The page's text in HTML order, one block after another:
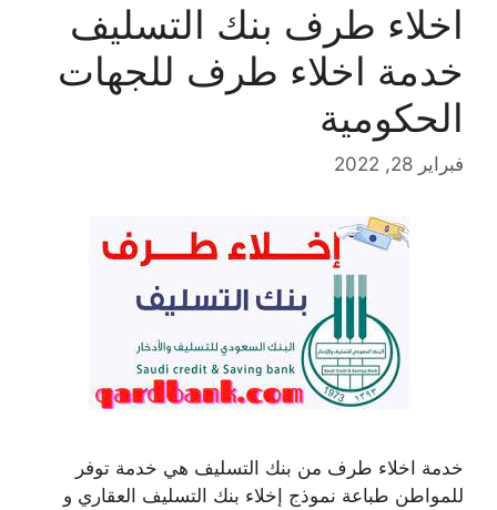
اخلاء طرف بنك التسليف
خدمة اخلاء طرف للجهات
الحكومية
فبراير 28, 2022
خدمة اخلاء طرف من بنك التسليف هي خدمة توفر
للمواطن طباعة نموذج إخلاء بنك التسليف العقاري و